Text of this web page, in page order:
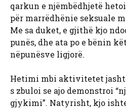
qarkun e njëmbëdhjetë
për marrëdhënie seksuale
Me sa duket, e gjithë kjo
punës, dhe ata po e bënin
nëpunësve ligjorë.
Hetimi mbi aktivitetet
s zbuloi se ajo demonstroi
gjykimi”. Natyrisht, kjo